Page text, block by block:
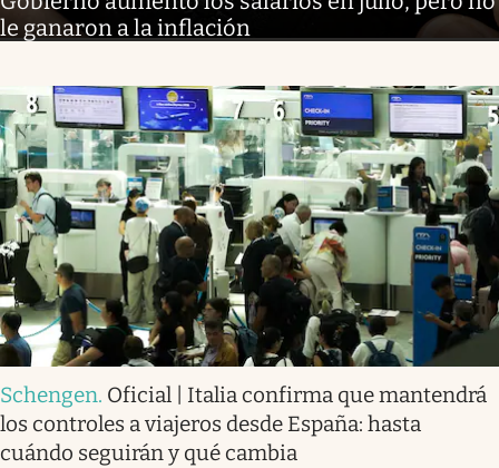
le ganaron a la inflación
Schengen. Oficial | Italia confirma que mantendrá
los controles a viajeros desde España: hasta
cuándo seguirán y qué cambia